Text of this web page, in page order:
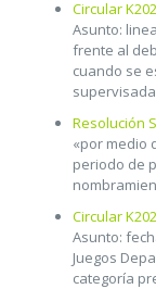
Circular
Asunto:
frente al
cuando se
Resolución
«por medio
periodo de
Circular
Asunto:
Juegos
categoría